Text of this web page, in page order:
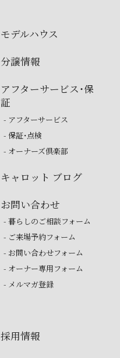
モデルハウス
分譲情報
アフターサービス・保
証
- アフターサービス
- 保証・点検
- オーナーズ倶楽部
キャロット ブログ
お問い合わせ
- 暮らしのご相談フォーム
- ご来場予約フォーム
- お問い合わせフォーム
- オーナー専用フォーム
- メルマガ登録
採用情報